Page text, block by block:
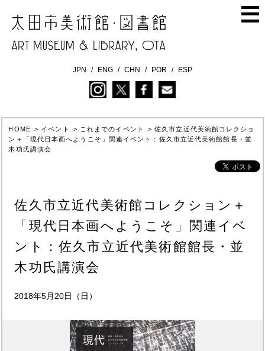
JPN ENG CHN POR ESP
HOME > イベント > これまでのイベント >佐久市立近代美術館コレクショ
ン＋「現代日本画へようこそ」関連イベント：佐久市立近代美術館館長・並
木功氏講演会
佐久市立近代美術館コレクション＋
「現代日本画へようこそ」関連イベ
ント：佐久市立近代美術館館長・並
木功氏講演会
2018年5月20日（日）